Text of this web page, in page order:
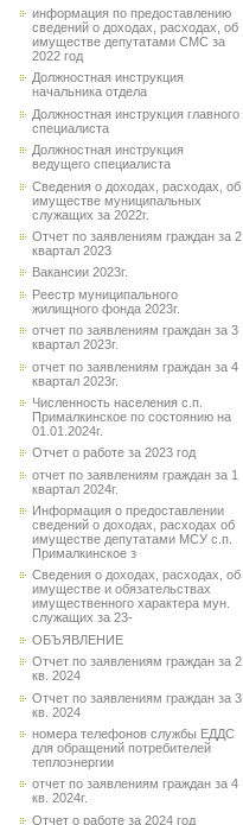
информация по предоставлению
сведений о доходах, расходах, об
имуществе депутатами СМС за
2022 год
Должностная инструкция
начальника отдела
Должностная инструкция главного
специалиста
Должностная инструкция
ведущего специалиста
Сведения о доходах, расходах, об
имуществе муниципальных
служащих за 2022г.
Отчет по заявлениям граждан за 2
квартал 2023
Вакансии 2023г.
Реестр муниципального
жилищного фонда 2023г.
отчет по заявлениям граждан за 3
квартал 2023г.
отчет по заявлениям граждан за 4
квартал 2023г.
Численность населения с.п.
Прималкинское по состоянию на
01.01.2024г.
Отчет о работе за 2023 год
отчет по заявлениям граждан за 1
квартал 2024г.
Информация о предоставлении
сведений о доходах, расходах об
имуществе депутатами МСУ с.п.
Прималкинское з
Сведения о доходах, расходах, об
имуществе и обязательствах
имущественного характера мун.
служащих за 23-
ОБЪЯВЛЕНИЕ
Отчет по заявлениям граждан за 2
кв. 2024
Отчет по заявлениям граждан за 3
кв. 2024
номера телефонов службы ЕДДС
для обращений потребителей
теплоэнергии
отчет по заявлениям граждан за 4
кв. 2024г.
Отчет о работе за 2024 год